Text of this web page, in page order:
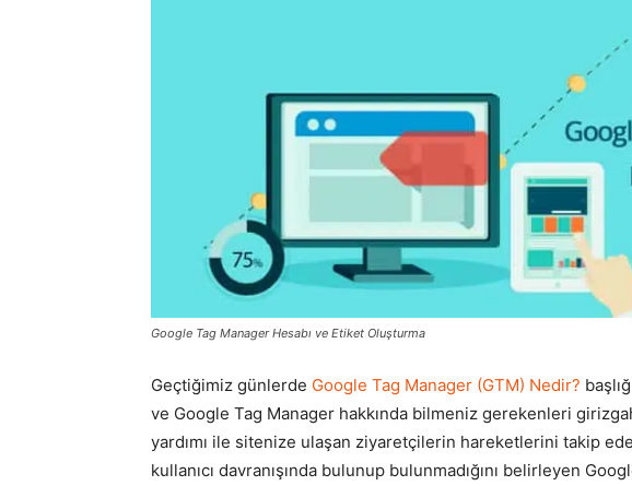
Google Tag Manager Hesabı ve Etiket Oluşturma
Geçtiğimiz günlerde Google Tag Manager (GTM) Nedir?
ve Google Tag Manager hakkında bilmeniz gerekenleri
yardımı ile sitenize ulaşan ziyaretçilerin hareketlerini takip
kullanıcı davranışında bulunup bulunmadığını belirleyen